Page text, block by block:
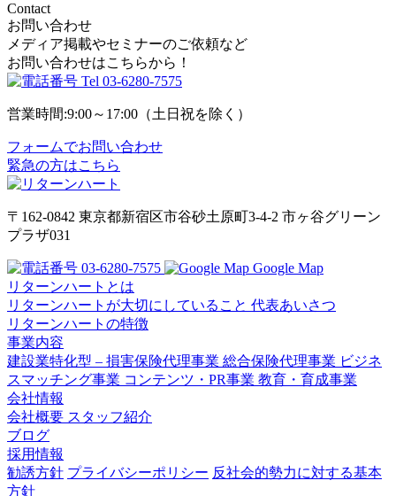
Contact
お問い合わせ
メディア掲載やセミナーのご依頼など
お問い合わせはこちらから！
Tel 03-6280-7575
営業時間:9:00～17:00（土日祝を除く）
フォームでお問い合わせ
緊急の方はこちら
〒162-0842 東京都新宿区市谷砂土原町3-4-2 市ヶ谷グリーン
プラザ031
03-6280-7575
Google Map
リターンハートとは
リターンハートが大切にしていること 代表あいさつ
リターンハートの特徴
事業内容
建設業特化型 – 損害保険代理事業 総合保険代理事業 ビジネ
スマッチング事業 コンテンツ・PR事業 教育・育成事業
会社情報
会社概要 スタッフ紹介
ブログ
採用情報
勧誘方針 プライバシーポリシー 反社会的勢力に対する基本
方針